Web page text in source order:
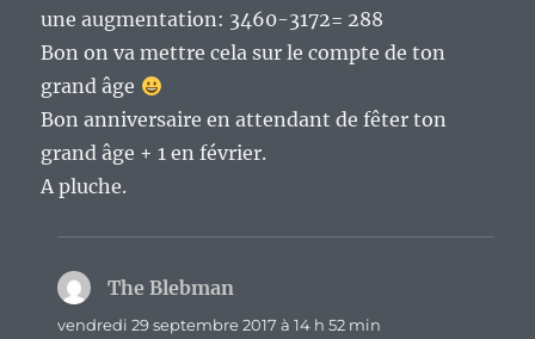
une augmentation: 3460-3172= 288
Bon on va mettre cela sur le compte de ton
grand âge
Bon anniversaire en attendant de fêter ton
grand âge + 1 en février.
A pluche.
The Blebman
vendredi 29 septembre 2017 à 14 h 52 min